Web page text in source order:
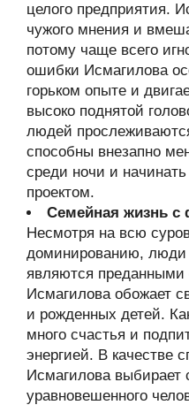
целого предприятия.
чужого мнения и
потому чаще всего
ошибки Исмагилова
горьком опыте и
высоко поднятой
людей
способны внезапно
среди ночи и
проектом.
Семейная жизнь с
Несмотря на всю
доминированию,
являются
Исмагилова обожает
и рожденных детей.
много счастья и
энергией. В качестве
Исмагилова выбирает
уравновешенного